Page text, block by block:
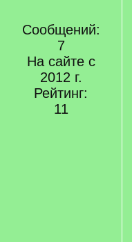
Сообщений:
7
На сайте с
2012 г.
Рейтинг:
11